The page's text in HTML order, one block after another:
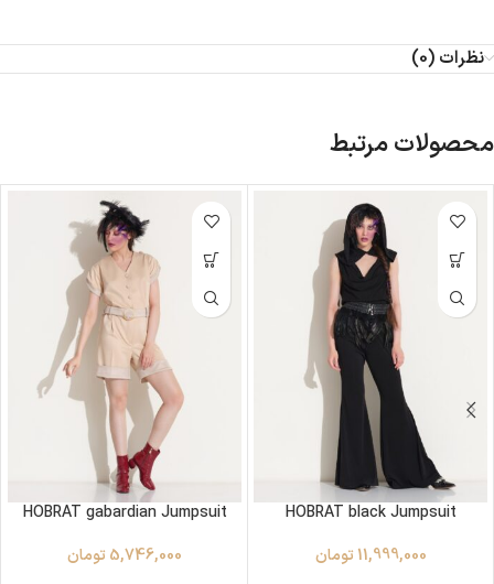
نظرات (0)
محصولات مرتبط
HOBRAT black Jumpsuit
11,999,000 تومان
HOBRAT gabardian Jumpsuit
5,746,000 تومان